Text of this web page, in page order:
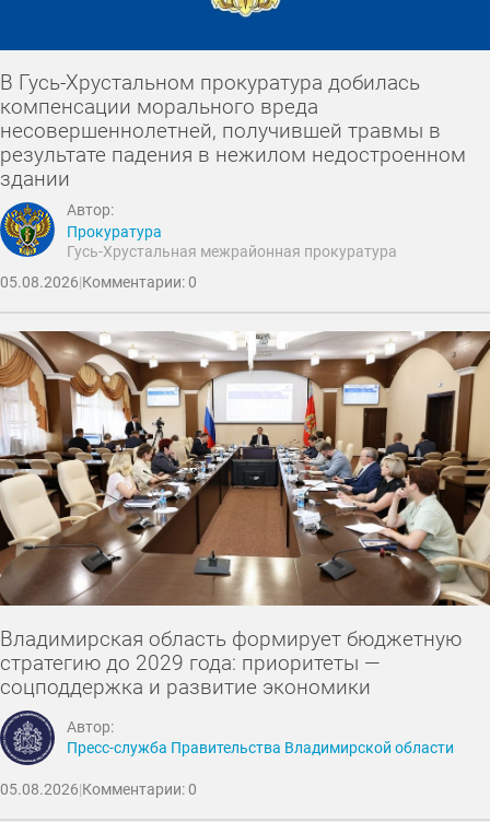
В Гусь-Хрустальном прокуратура добилась
компенсации морального вреда
несовершеннолетней, получившей травмы в
результате падения в нежилом недостроенном
здании
Автор:
Прокуратура
Гусь-Хрустальная межрайонная прокуратура
05.08.2026|Комментарии: 0
Владимирская область формирует бюджетную
стратегию до 2029 года: приоритеты —
соцподдержка и развитие экономики
Автор:
Пресс-служба Правительства Владимирской области
05.08.2026|Комментарии: 0